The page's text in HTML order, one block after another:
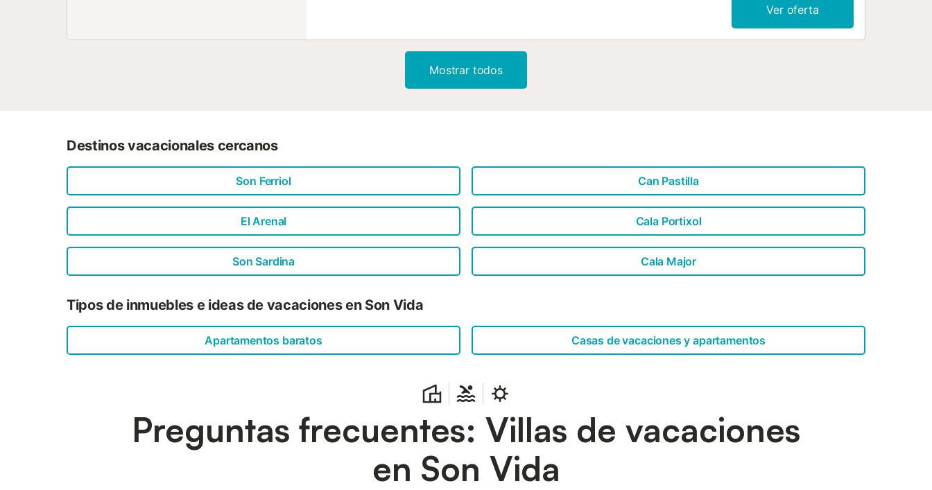
Ver oferta
Mostrar todos
Destinos vacacionales cercanos
Son Ferriol Can Pastilla
El Arenal Cala Portixol
Son Sardina Cala Major
Tipos de inmuebles e ideas de vacaciones en Son Vida
Apartamentos baratos Casas de vacaciones y apartamentos
Preguntas frecuentes: Villas de vacaciones
en Son Vida